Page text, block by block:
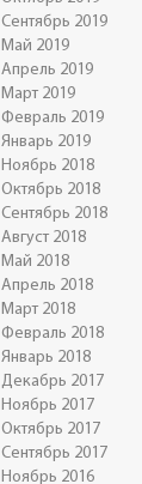
Сентябрь 2019
Май 2019
Апрель 2019
Март 2019
Февраль 2019
Январь 2019
Ноябрь 2018
Октябрь 2018
Сентябрь 2018
Август 2018
Май 2018
Апрель 2018
Март 2018
Февраль 2018
Январь 2018
Декабрь 2017
Ноябрь 2017
Октябрь 2017
Сентябрь 2017
Ноябрь 2016